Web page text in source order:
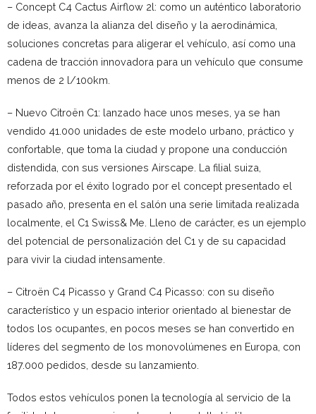
– Concept C4 Cactus Airflow 2l: como un auténtico laboratorio
de ideas, avanza la alianza del diseño y la aerodinámica,
soluciones concretas para aligerar el vehículo, así como una
cadena de tracción innovadora para un vehículo que consume
menos de 2 l/100km.
– Nuevo Citroën C1: lanzado hace unos meses, ya se han
vendido 41.000 unidades de este modelo urbano, práctico y
confortable, que toma la ciudad y propone una conducción
distendida, con sus versiones Airscape. La filial suiza,
reforzada por el éxito logrado por el concept presentado el
pasado año, presenta en el salón una serie limitada realizada
localmente, el C1 Swiss& Me. Lleno de carácter, es un ejemplo
del potencial de personalización del C1 y de su capacidad
para vivir la ciudad intensamente.
– Citroën C4 Picasso y Grand C4 Picasso: con su diseño
característico y un espacio interior orientado al bienestar de
todos los ocupantes, en pocos meses se han convertido en
líderes del segmento de los monovolúmenes en Europa, con
187.000 pedidos, desde su lanzamiento.
Todos estos vehículos ponen la tecnología al servicio de la